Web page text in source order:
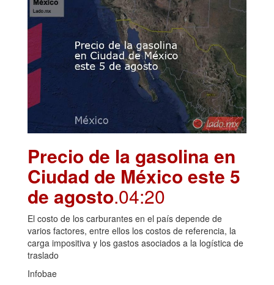
Precio de la gasolina en
Ciudad de México este 5
de agosto.04:20
El costo de los carburantes en el país depende de
varios factores, entre ellos los costos de referencia, la
carga impositiva y los gastos asociados a la logística de
traslado
Infobae